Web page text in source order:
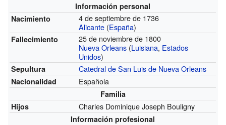
Información personal
Nacimiento
4 de septiembre de 1736
Alicante (España)
Fallecimiento
25 de noviembre de 1800
Nueva Orleans (Luisiana, Estados
Unidos)
Sepultura Catedral de San Luis de Nueva Orleans
Nacionalidad Española
Familia
Hijos
Charles Dominique Joseph Bouligny
Información profesional